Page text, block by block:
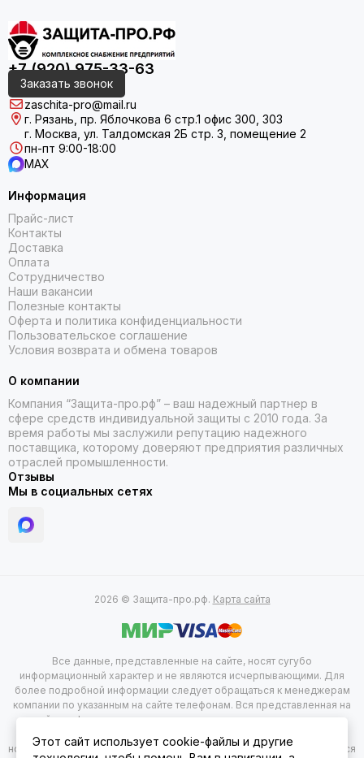
+7 (920) 975-33-63
Заказать звонок
zaschita-pro@mail.ru
г. Рязань, пр. Яблочкова 6 стр.1 офис 300, 303
г. Москва, ул. Талдомская 2Б стр. 3, помещение 2
пн-пт 9:00-18:00
MAX
Информация
Прайс-лист
Контакты
Доставка
Оплата
Сотрудничество
Наши вакансии
Полезные контакты
Оферта и политика конфиденциальности
Пользовательское соглашение
Условия возврата и обмена товаров
О компании
Компания “Защита-про.рф” – ваш надежный партнер в
сфере средств индивидуальной защиты с 2010 года. За
время работы мы заслужили репутацию надежного
поставщика, которому доверяют предприятия различных
отраслей промышленности.
Отзывы
Мы в социальных сетях
2026 © Защита-про.рф. Карта сайта
Все данные, представленные на сайте, носят сугубо
информационный характер и не являются исчерпывающими. Для
более подробной информации следует обращаться к менеджерам
компании по указанным на сайте телефонам. Вся представленная на
сайте информация, касающаяся комплектации, технических
характеристик, цветовых сочетаний, а так же стоимости продукции
носит информационный характер и не при каких условиях не является
Этот сайт использует cookie-файлы и другие